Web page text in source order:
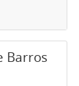
Barros